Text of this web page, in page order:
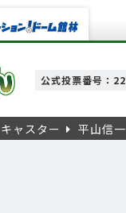
公式投票番号：
キャスター 平山信一